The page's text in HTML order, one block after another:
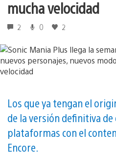
mucha velocidad
2 0 2
Los que ya tengan el
de la versión definitiva
plataformas con el
Encore.